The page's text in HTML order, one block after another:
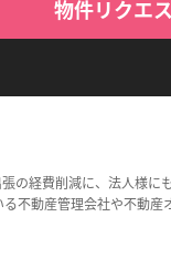
物件リクエ
の経費削減に、法人様に
動産管理会社や不動